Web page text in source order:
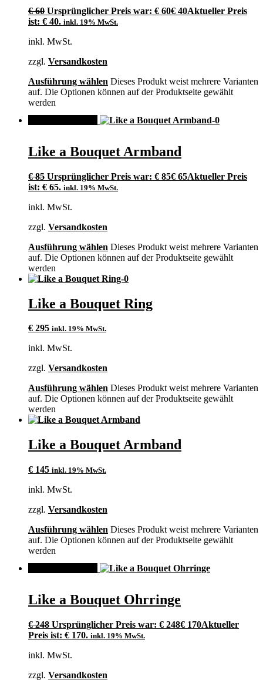
€60 Ursprünglicher Preis war: € 60€ 40Aktueller Preis
ist: € 40. inkl. 19% MwSt.
inkl. MwSt.
zzgl. Versandkosten
Ausführung wählen Dieses Produkt weist mehrere Varianten
auf. Die Optionen können auf der Produktseite gewählt
werden
Like a Bouquet Armband
€85 Ursprünglicher Preis war: € 85€ 65Aktueller Preis
ist: € 65. inkl. 19% MwSt.
inkl. MwSt.
zzgl. Versandkosten
Ausführung wählen Dieses Produkt weist mehrere Varianten
auf. Die Optionen können auf der Produktseite gewählt
werden
Like a Bouquet Ring
€ 295 inkl. 19% MwSt.
inkl. MwSt.
zzgl. Versandkosten
Ausführung wählen Dieses Produkt weist mehrere Varianten
auf. Die Optionen können auf der Produktseite gewählt
werden
Like a Bouquet Armband
€ 145 inkl. 19% MwSt.
inkl. MwSt.
zzgl. Versandkosten
Ausführung wählen Dieses Produkt weist mehrere Varianten
auf. Die Optionen können auf der Produktseite gewählt
werden
Like a Bouquet Ohrringe
€248 Ursprünglicher Preis war: € 248€ 170Aktueller
Preis ist: € 170. inkl. 19% MwSt.
inkl. MwSt.
zzgl. Versandkosten